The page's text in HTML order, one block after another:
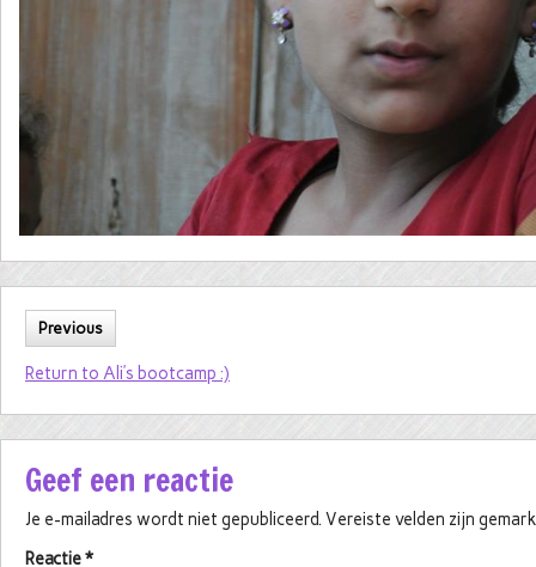
Previous
Return to Ali’s bootcamp :)
Geef een reactie
Je e-mailadres wordt niet gepubliceerd. Vereiste velden zijn
Reactie*